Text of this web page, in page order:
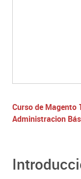
Curso de Magento
Administracion